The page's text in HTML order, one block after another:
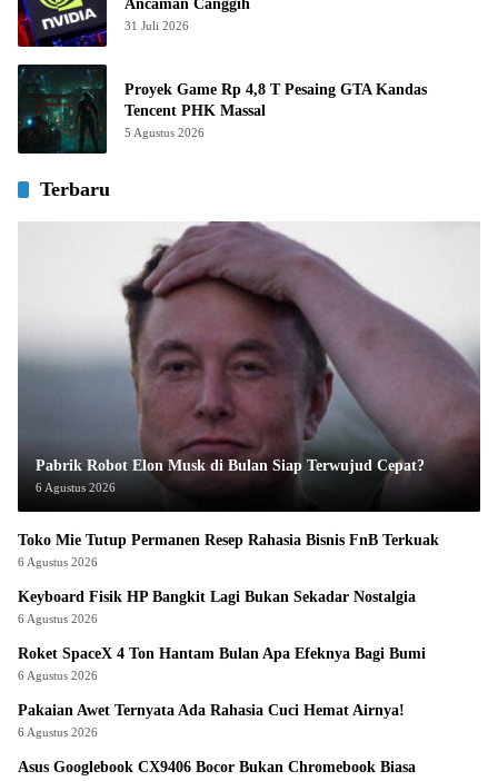
Ancaman Canggih
31 Juli 2026
Proyek Game Rp 4,8 T Pesaing GTA Kandas
Tencent PHK Massal
5 Agustus 2026
Terbaru
Pabrik Robot Elon Musk di Bulan Siap Terwujud Cepat?
6 Agustus 2026
Toko Mie Tutup Permanen Resep Rahasia Bisnis FnB Terkuak
6 Agustus 2026
Keyboard Fisik HP Bangkit Lagi Bukan Sekadar Nostalgia
6 Agustus 2026
Roket SpaceX 4 Ton Hantam Bulan Apa Efeknya Bagi Bumi
6 Agustus 2026
Pakaian Awet Ternyata Ada Rahasia Cuci Hemat Airnya!
6 Agustus 2026
Asus Googlebook CX9406 Bocor Bukan Chromebook Biasa